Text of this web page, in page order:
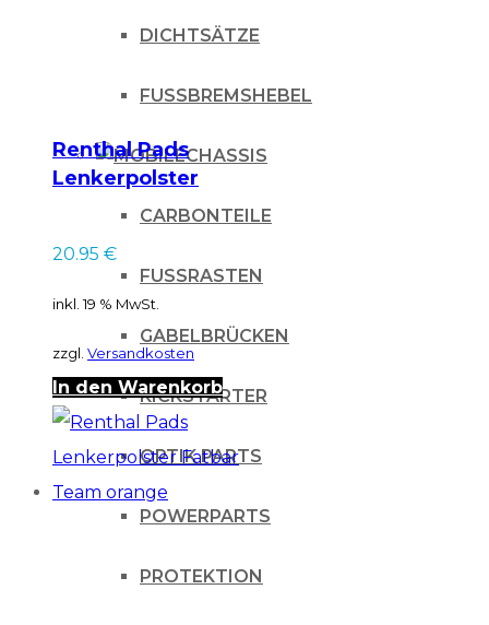
DICHTSÄTZE
FUSSBREMSHEBEL
CHASSIS
CARBONTEILE
FUSSRASTEN
GABELBRÜCKEN
KICKSTARTER
OPTIK PARTS
POWERPARTS
PROTEKTION
Renthal Pads
Lenkerpolster
Fatbar black
20.95 €
inkl. 19 % MwSt.
zzgl. Versandkosten
In den Warenkorb